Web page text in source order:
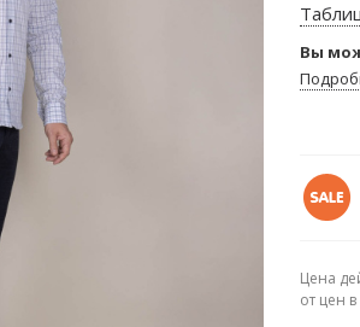
Вы
Цена
от цен